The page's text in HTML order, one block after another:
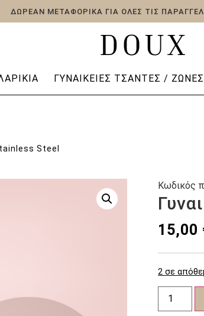
ΔΩΡΕΑΝ ΜΕΤΑΦΟΡΙΚΑ ΓΙΑ ΟΛΕΣ ΤΙΣ
ΓΥΝΑΙΚΕΊΕΣ ΤΣΆΝΤΕΣ / ΖΏΝΕΣ
Steel
15,00
2 σε
Γυναικεία
Stainless
Κωδικός